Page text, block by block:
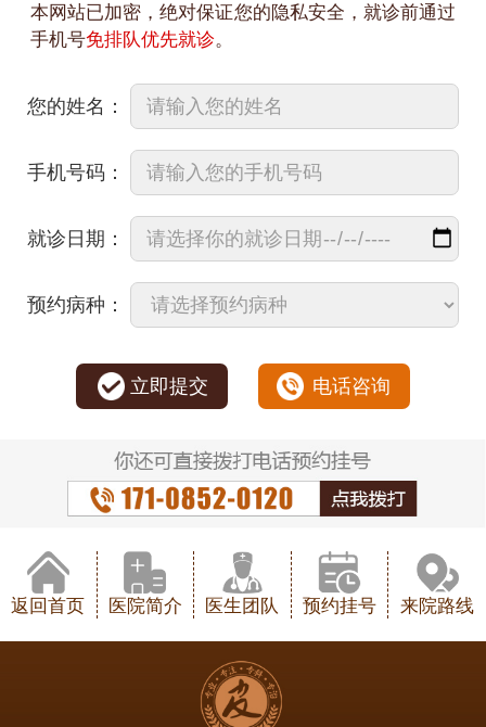
本网站已加密，绝对保证您的隐私安全，就诊前通过
手机号免排队优先就诊。
您的姓名：
手机号码：
就诊日期：
预约病种：
立即提交 电话咨询
返回首页 医院简介 医生团队 预约挂号 来院路线